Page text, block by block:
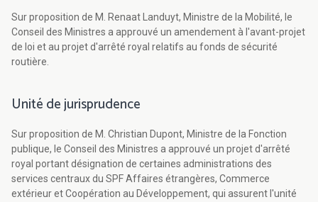
Sur proposition de M. Renaat Landuyt, Ministre de la Mobilité, le
Conseil des Ministres a approuvé un amendement à l'avant-projet
de loi et au projet d'arrêté royal relatifs au fonds de sécurité
routière.
Unité de jurisprudence
Sur proposition de M. Christian Dupont, Ministre de la Fonction
publique, le Conseil des Ministres a approuvé un projet d'arrêté
royal portant désignation de certaines administrations des
services centraux du SPF Affaires étrangères, Commerce
extérieur et Coopération au Développement, qui assurent l'unité